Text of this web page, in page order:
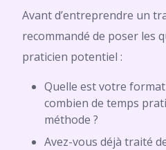
Avant d’entreprendre un
recommandé de poser les
praticien potentiel :
Quelle est votre
combien de temps
méthode ?
Avez-vous déjà traité